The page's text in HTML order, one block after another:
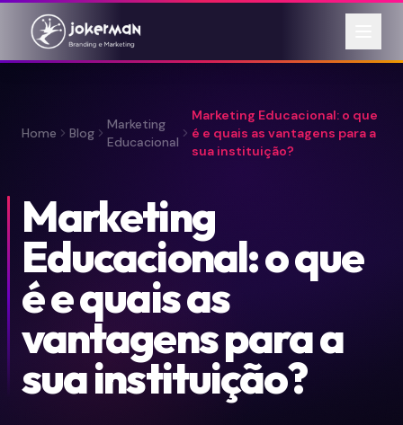
Home Blog
Marketing
Educacional
Marketing Educacional: o que
é e quais as vantagens para a
sua instituição?
Marketing
Educacional: o que
é e quais as
vantagens para a
sua instituição?